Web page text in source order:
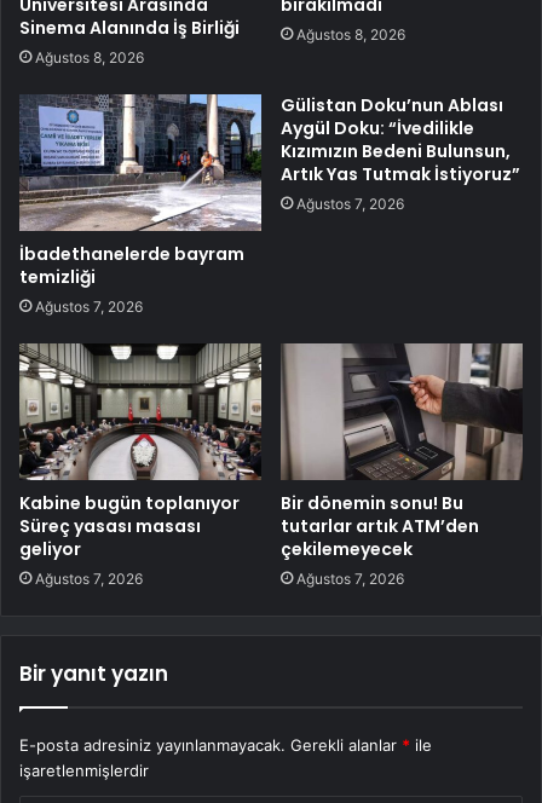
Üniversitesi Arasında
Sinema Alanında İş Birliği
Ağustos 8, 2026
bırakılmadı
Ağustos 8, 2026
İbadethanelerde bayram
temizliği
Ağustos 7, 2026
Gülistan Doku’nun Ablası
Aygül Doku: “İvedilikle
Kızımızın Bedeni Bulunsun,
Artık Yas Tutmak İstiyoruz”
Ağustos 7, 2026
Kabine bugün toplanıyor
Süreç yasası masası
geliyor
Ağustos 7, 2026
Bir dönemin sonu! Bu
tutarlar artık ATM’den
çekilemeyecek
Ağustos 7, 2026
Bir yanıt yazın
E-posta adresiniz yayınlanmayacak. Gerekli alanlar * ile
işaretlenmişlerdir